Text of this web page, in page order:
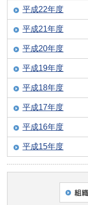
平成22年度
平成21年度
平成20年度
平成19年度
平成18年度
平成17年度
平成16年度
平成15年度